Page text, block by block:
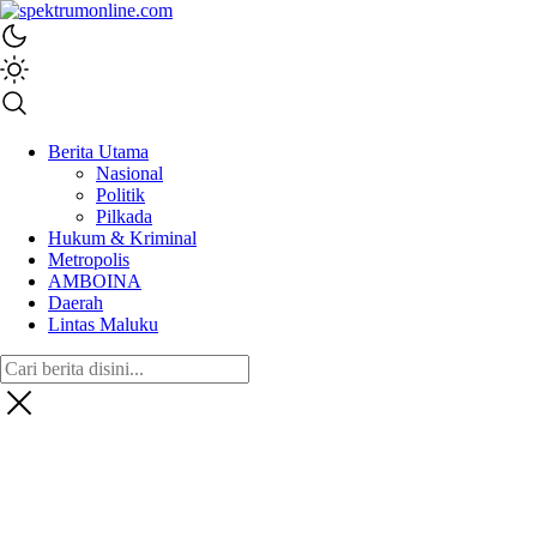
spektrumonline.com
Berita Utama
Nasional
Politik
Pilkada
Hukum & Kriminal
Metropolis
AMBOINA
Daerah
Lintas Maluku